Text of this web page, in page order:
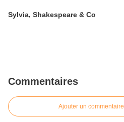
Sylvia, Shakespeare & Co
Commentaires
Ajouter un commentaire